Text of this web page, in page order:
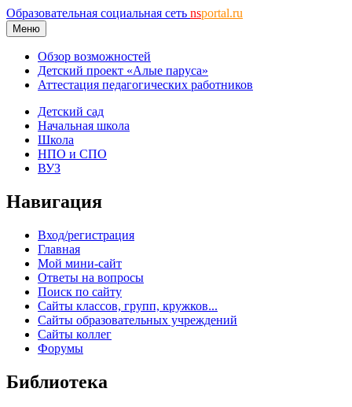
Образовательная социальная сеть nsportal.ru
Меню
Обзор возможностей
Детский проект «Алые паруса»
Аттестация педагогических работников
Детский сад
Начальная школа
Школа
НПО и СПО
ВУЗ
Навигация
Вход/регистрация
Главная
Мой мини-сайт
Ответы на вопросы
Поиск по сайту
Сайты классов, групп, кружков...
Сайты образовательных учреждений
Сайты коллег
Форумы
Библиотека